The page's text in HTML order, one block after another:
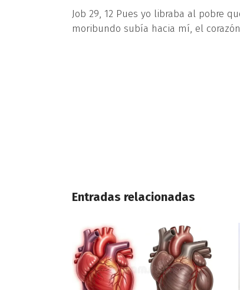
Job 29, 12 Pues yo libraba al pobre
moribundo subía hacia mí, el
Entradas relacionadas